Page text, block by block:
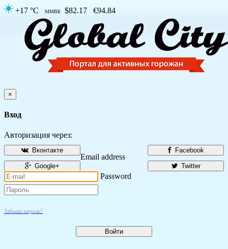
+17 °C ММВБ $82.17 €94.84
×
Вход
Авторизация через:
Facebook
Вконтакте
Twitter
Google+
Email address
Password
Забыли пароль?
Войти